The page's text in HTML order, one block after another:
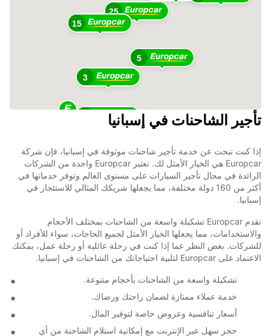
25
15
5
3
تأجير الشاحنات في إسبانيا
إذا كنت تبحث عن خدمة تأجير شاحنات موثوقة في إسبانيا، فإن شركة
Europcar هي الخيار الأمثل لك. تعتبر Europcar واحدة من الشركات
الرائدة في مجال تأجير السيارات على مستوى العالم وتوفر خدماتها في
أكثر من 160 دولة مختلفة، مما يجعلها شريكك المثالي للاستئجار في
إسبانيا.
تقدم Europcar تشكيلة واسعة من الشاحنات بمختلف الأحجام
والاستخدامات، مما يجعلها الخيار الأمثل لجميع الحاجات، سواء للأفراد أو
للشركات. بغض النظر عما إذا كنت في رحلة عائلية أو رحلة عمل، يمكنك
الاعتماد على Europcar لتلبية احتياجاتك من الشاحنات في إسبانيا.
تشكيلة واسعة من الشاحنات بأحجام متنوعة.
خدمة عملاء ممتازة لضمان راحتك ورضاك.
أسعار تنافسية وعروض خاصة لتوفير المال.
حجز سهل عبر الإنترنت مع إمكانية استلام الشاحنة من أي